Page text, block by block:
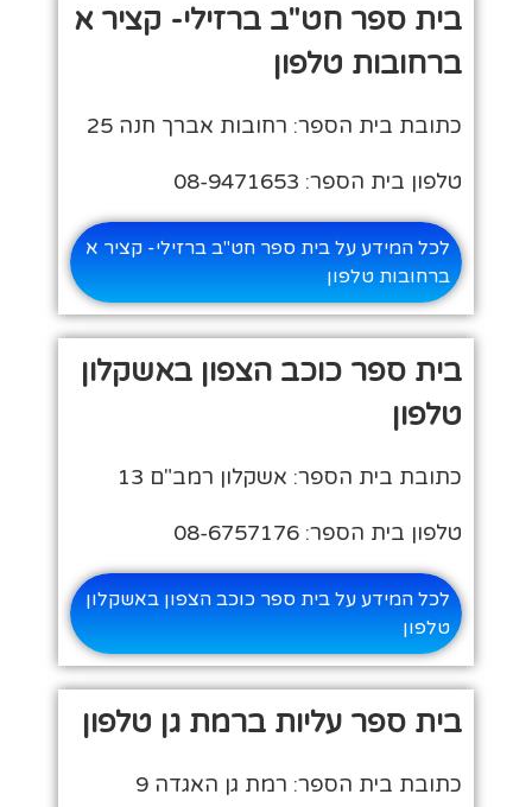
בית ספר חט"ב ברזילי- קציר א
ברחובות טלפון
כתובת בית הספר: רחובות אברך חנה 25
טלפון בית הספר: 08-9471653
לכל המידע על בית ספר חט"ב ברזילי- קציר א
ברחובות טלפון
בית ספר כוכב הצפון באשקלון
טלפון
כתובת בית הספר: אשקלון רמב"ם 13
טלפון בית הספר: 08-6757176
לכל המידע על בית ספר כוכב הצפון באשקלון
טלפון
בית ספר עליות ברמת גן טלפון
כתובת בית הספר: רמת גן האגדה 9